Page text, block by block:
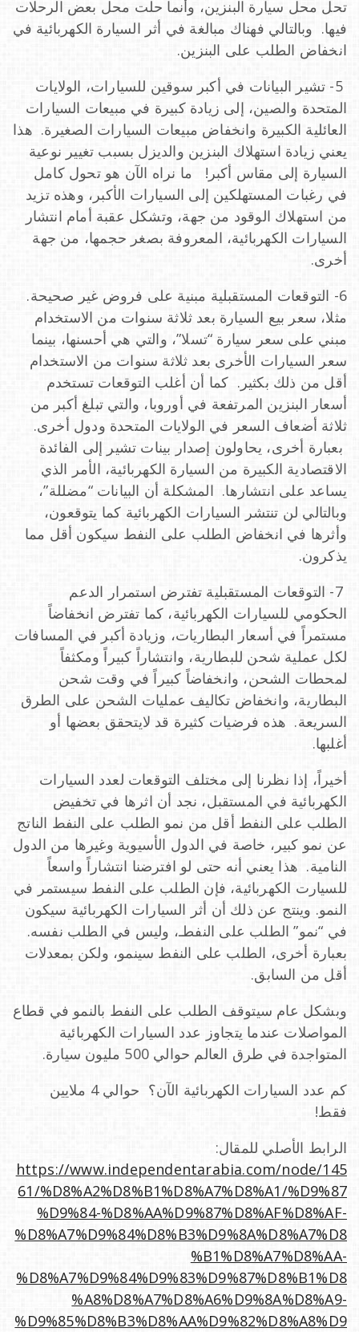
تحل محل سيارة البنزين، وأنما حلت محل بعض الرحلات
فيها. وبالتالي فهناك مبالغة في أثر السيارة الكهربائية في
انخفاض الطلب على البنزين.
5- تشير البيانات في أكبر سوقين للسيارات، الولايات
المتحدة والصين، إلى زيادة كبيرة في مبيعات السيارات
العائلية الكبيرة وانخفاض مبيعات السيارات الصغيرة. هذا
يعني زيادة استهلاك البنزين والديزل بسبب تغيير نوعية
السيارة إلى مقاس أكبر! ما نراه الآن هو تحول كامل
في رغبات المستهلكين إلى السيارات الأكبر، وهذه تزيد
من استهلاك الوقود من جهة، وتشكل عقبة أمام انتشار
السيارات الكهربائية، المعروفة بصغر حجمها، من جهة
أخرى.
6- التوقعات المستقبلية مبنية على فروض غير صحيحة.
مثلا، سعر بيع السيارة بعد ثلاثة سنوات من الاستخدام
مبني على سعر سيارة “تسلا”، والتي هي أحسنها، بينما
سعر السيارات الأخرى بعد ثلاثة سنوات من الاستخدام
أقل من ذلك بكثير. كما أن أغلب التوقعات تستخدم
أسعار البنزين المرتفعة في أوروبا، والتي تبلغ أكبر من
ثلاثة أضعاف السعر في الولايات المتحدة ودول أخرى.
بعبارة أخرى، يحاولون إصدار بينات تشير إلى الفائدة
الاقتصادية الكبيرة من السيارة الكهربائية، الأمر الذي
يساعد على انتشارها. المشكلة أن البيانات “مضللة”،
وبالتالي لن تنتشر السيارات الكهربائية كما يتوقعون،
وأثرها في انخفاض الطلب على النفط سيكون أقل مما
يذكرون.
7- التوقعات المستقبلية تفترض استمرار الدعم
الحكومي للسيارات الكهربائية، كما تفترض انخفاضاً
مستمراً في أسعار البطاريات، وزيادة أكبر في المسافات
لكل عملية شحن للبطارية، وانتشاراً كبيراً ومكثفاً
لمحطات الشحن، وانخفاضاً كبيراً في وقت شحن
البطارية، وانخفاض تكاليف عمليات الشحن على الطرق
السريعة. هذه فرضيات كثيرة قد لايتحقق بعضها أو
أغلبها.
أخيراً، إذا نظرنا إلى مختلف التوقعات لعدد السيارات
الكهربائية في المستقبل، نجد أن اثرها في تخفيض
الطلب على النفط أقل من نمو الطلب على النفط الناتج
عن نمو كبير، خاصة في الدول الأسيوية وغيرها من الدول
النامية. هذا يعني أنه حتى لو افترضنا انتشاراً واسعاً
للسيارت الكهربائية، فإن الطلب على النفط سيستمر في
النمو. وينتج عن ذلك أن أثر السيارات الكهربائية سيكون
في “نمو” الطلب على النفطـ، وليس في الطلب نفسه.
بعبارة أخرى، الطلب على النفط سينمو، ولكن بمعدلات
أقل من السابق.
وبشكل عام سيتوقف الطلب على النفط بالنمو في قطاع
المواصلات عندما يتجاوز عدد السيارات الكهربائية
المتواجدة في طرق العالم حوالي 500 مليون سيارة.
كم عدد السيارات الكهربائية الآن؟ حوالي 4 ملايين
فقط!
الرابط الأصلي للمقال:
https://www.independentarabia.com/node/145
61/%D8%A2%D8%B1%D8%A7%D8%A1/%D9%87
%D9%84-%D8%AA%D9%87%D8%AF%D8%AF-
%D8%A7%D9%84%D8%B3%D9%8A%D8%A7%D8
%B1%D8%A7%D8%AA-
%D8%A7%D9%84%D9%83%D9%87%D8%B1%D8
%A8%D8%A7%D8%A6%D9%8A%D8%A9-
%D9%85%D8%B3%D8%AA%D9%82%D8%A8%D9